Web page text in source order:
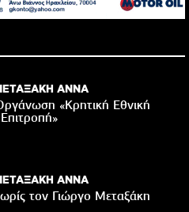
ΑΝΝΑ
«Κρητική Εθνική
ΑΝΝΑ
τον Γιώργο Μεταξάκη